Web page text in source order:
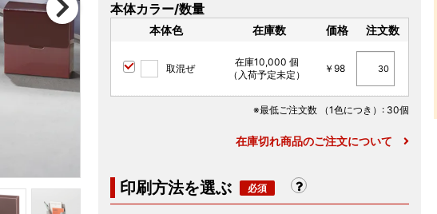
本体カラー/数量
本体色 在庫数 価格 注文数
取混ぜ
在庫10,000 個
（入荷予定未定）
￥98
※最低ご注文数 （1色につき） : 30個
在庫切れ商品のご注文について
印刷方法を選ぶ